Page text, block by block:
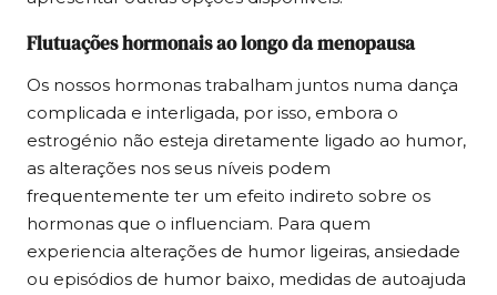
Flutuações hormonais ao longo da menopausa
Os nossos hormonas trabalham juntos numa dança
complicada e interligada, por isso, embora o
estrogénio não esteja diretamente ligado ao humor,
as alterações nos seus níveis podem
frequentemente ter um efeito indireto sobre os
hormonas que o influenciam. Para quem
experiencia alterações de humor ligeiras, ansiedade
ou episódios de humor baixo, medidas de autoajuda